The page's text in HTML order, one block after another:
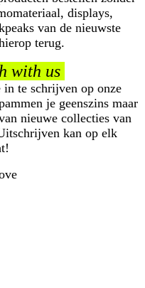
displays,
van de nieuwste
terug.
with us
in te schrijven op onze
je geenszins maar
nieuwe collecties van
kan op elk